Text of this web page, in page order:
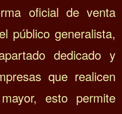
oficial de venta
público generalista,
dedicado y
que realicen
esto permite